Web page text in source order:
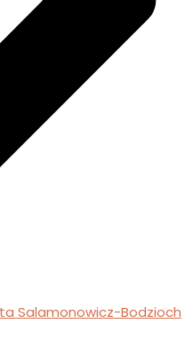
Salamonowicz-Bodzioch